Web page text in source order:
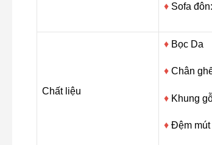
♦ Sofa
Chất liệu
♦ Bọc Da
♦ Chân
♦ Khung
♦ Đệm mút